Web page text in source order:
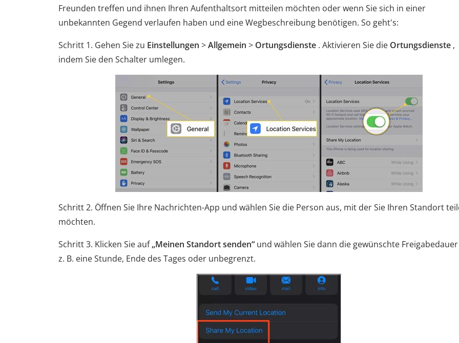
Freunden treffen und ihnen Ihren Aufenthaltsort mitteilen möchten oder wenn Sie sich in einer
unbekannten Gegend verlaufen haben und eine Wegbeschreibung benötigen. So geht's:
Schritt 1. Gehen Sie zu Einstellungen >Allgemein > Ortungsdienste . Aktivieren Sie die Ortungsdienste ,
indem Sie den Schalter umlegen.
Schritt 2. Öffnen Sie Ihre Nachrichten-App und wählen Sie die Person aus, mit der Sie Ihren Standort
möchten.
Schritt 3. Klicken Sie auf„Meinen Standort senden“ und wählen Sie dann die gewünschte
z. B. eine Stunde, Ende des Tages oder unbegrenzt.